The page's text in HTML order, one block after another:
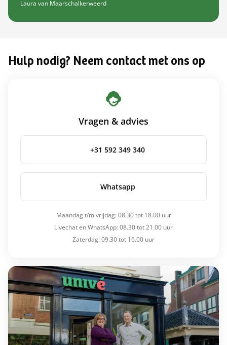
Laura van Maarschalkerweerd
Hulp nodig? Neem contact met ons op
Vragen & advies
+31 592 349 340
Whatsapp
Maandag t/m vrijdag: 08.30 tot 18.00 uur
Livechat en WhatsApp: 08.30 tot 21.00 uur
Zaterdag: 09.30 tot 16.00 uur